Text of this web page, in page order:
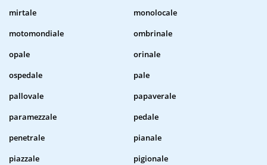
mirtale
monolocale
motomondiale
ombrinale
opale
orinale
ospedale
pale
pallovale
papaverale
paramezzale
pedale
penetrale
pianale
piazzale
pigionale